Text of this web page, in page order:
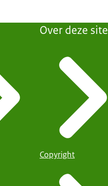
Over deze site
Copyright